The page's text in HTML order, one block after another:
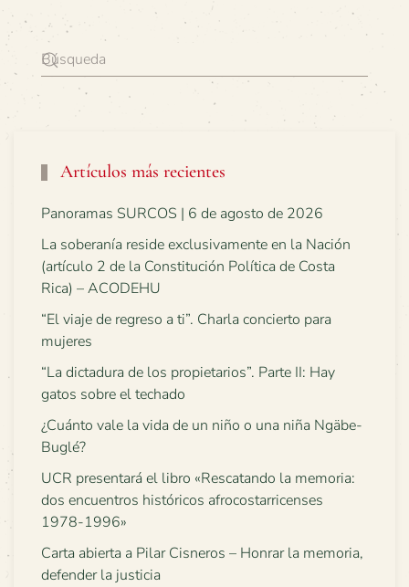
Artículos más recientes
Panoramas SURCOS | 6 de agosto de 2026
La soberanía reside exclusivamente en la Nación
(artículo 2 de la Constitución Política de Costa
Rica) – ACODEHU
“El viaje de regreso a ti”. Charla concierto para
mujeres
“La dictadura de los propietarios”. Parte II: Hay
gatos sobre el techado
¿Cuánto vale la vida de un niño o una niña Ngäbe-
Buglé?
UCR presentará el libro «Rescatando la memoria:
dos encuentros históricos afrocostarricenses
1978-1996»
Carta abierta a Pilar Cisneros – Honrar la memoria,
defender la justicia